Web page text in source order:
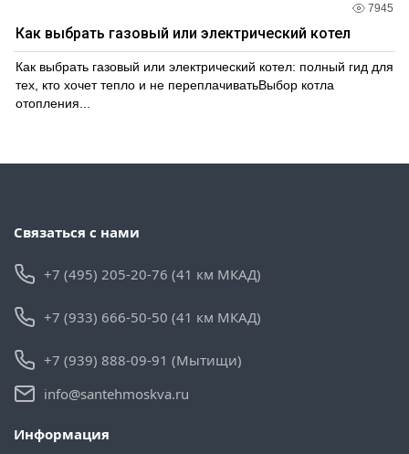
7945
Как выбрать газовый или электрический котел
Как выбрать газовый или электрический котел: полный гид для
тех, кто хочет тепло и не переплачиватьВыбор котла
отопления...
Связаться с нами
+7 (495) 205-20-76 (41 км МКАД)
+7 (933) 666-50-50 (41 км МКАД)
+7 (939) 888-09-91 (Мытищи)
info@santehmoskva.ru
Информация